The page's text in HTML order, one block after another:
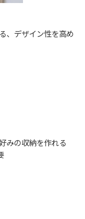
、デザイン性を高め
みの収納を作れる